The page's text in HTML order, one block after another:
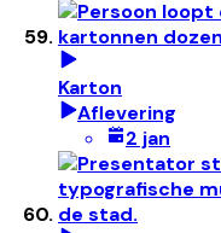
Karton
Aflevering
2 jan